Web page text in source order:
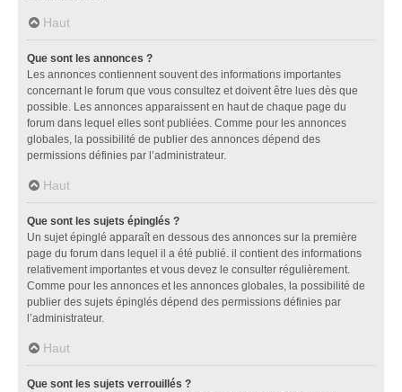
Haut
Que sont les annonces ?
Les annonces contiennent souvent des informations importantes
concernant le forum que vous consultez et doivent être lues dès que
possible. Les annonces apparaissent en haut de chaque page du
forum dans lequel elles sont publiées. Comme pour les annonces
globales, la possibilité de publier des annonces dépend des
permissions définies par l’administrateur.
Haut
Que sont les sujets épinglés ?
Un sujet épinglé apparaît en dessous des annonces sur la première
page du forum dans lequel il a été publié. il contient des informations
relativement importantes et vous devez le consulter régulièrement.
Comme pour les annonces et les annonces globales, la possibilité de
publier des sujets épinglés dépend des permissions définies par
l’administrateur.
Haut
Que sont les sujets verrouillés ?